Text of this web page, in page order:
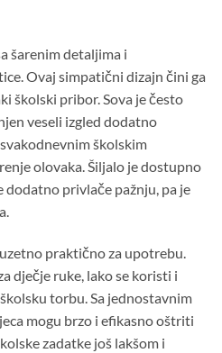
šarenim detaljima i
Ovaj simpatični dizajn čini ga
školski pribor. Sova je često
veseli izgled dodatno
školskim
olovaka. Šiljalo je dostupno
dodatno privlače pažnju, pa je
praktično za upotrebu.
dječje ruke, lako se koristi i
torbu. Sa jednostavnim
mogu brzo i efikasno oštriti
zadatke još lakšom i